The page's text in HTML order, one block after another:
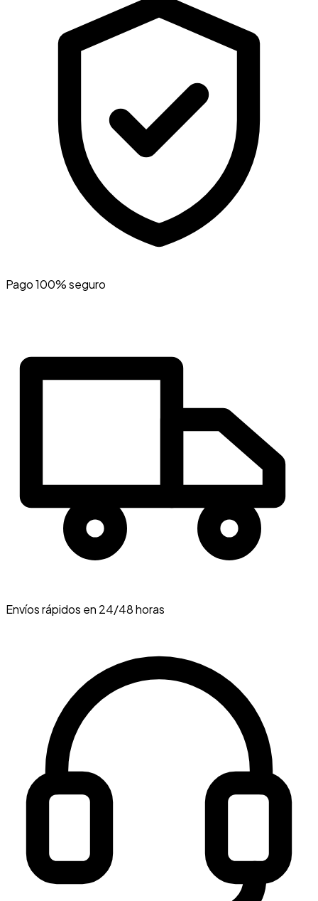
Pago 100% seguro
Envíos rápidos en 24/48 horas